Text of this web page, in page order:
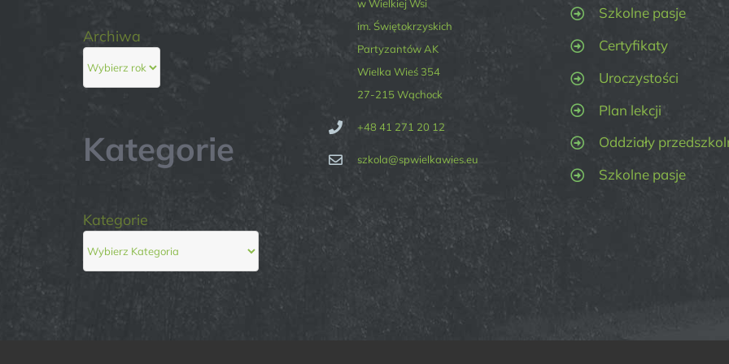
Archiwa
Kategorie
Kategorie
w Wielkiej Wsi
im. Świętokrzyskich
Partyzantów AK
Wielka Wieś 354
27-215 Wąchock
+48 41 271 20 12
szkola@spwielkawies.eu
Szkolne pasje
Certyfikaty
Uroczystości
Plan lekcji
Oddziały
Szkolne pasje